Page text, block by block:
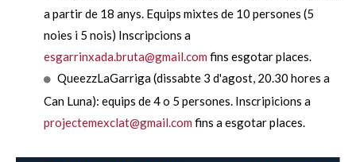
a partir de 18 anys. Equips mixtes de 10 persones (5
noies i 5 nois) Inscripcions a
esgarrinxada.bruta@gmail.com fins esgotar places.
QueezzLaGarriga (dissabte 3 d'agost, 20.30 hores a
Can Luna): equips de 4 o 5 persones. Inscripicions a
projectemexclat@gmail.com fins a esgotar places.